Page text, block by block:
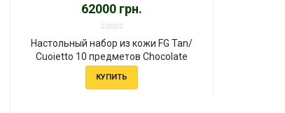
62000 грн.
Настольный набор из кожи FG Tan/
Сuoietto 10 предметов Chocolate
КУПИТЬ